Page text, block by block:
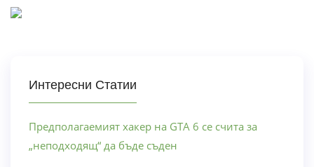
Интересни Статии
Предполагаемият хакер на GTA 6 се счита за
„неподходящ“ да бъде съден